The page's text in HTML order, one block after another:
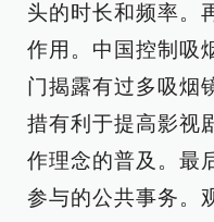
头的时长和频率。
作用。中国控制吸
门揭露有过多吸烟
措有利于提高影视
作理念的普及。最
参与的公共事务。